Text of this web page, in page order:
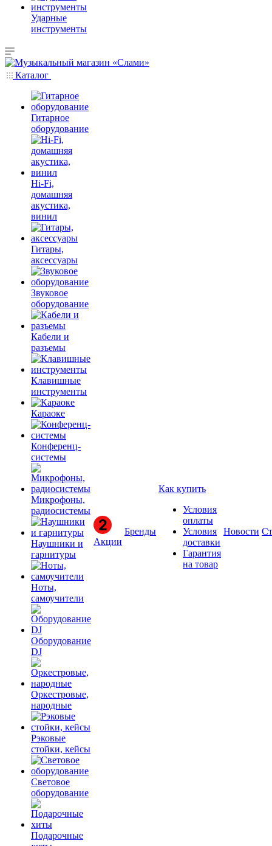
Ударные
инструменты
Каталог
Гитарное
оборудование
Hi-Fi,
домашняя
акустика,
винил
Гитары,
аксессуары
Звуковое
оборудование
Кабели и
разъемы
Клавишные
инструменты
Караоке
Конференц-
системы
Микрофоны,
радиосистемы
Наушники и
гарнитуры
Ноты,
самоучители
Оборудование
DJ
Оркестровые,
народные
Рэковые
стойки, кейсы
Световое
оборудование
Подарочные
Акции
Бренды
Как купить
Условия
оплаты
Условия
доставки
Гарантия
на товар
Новости